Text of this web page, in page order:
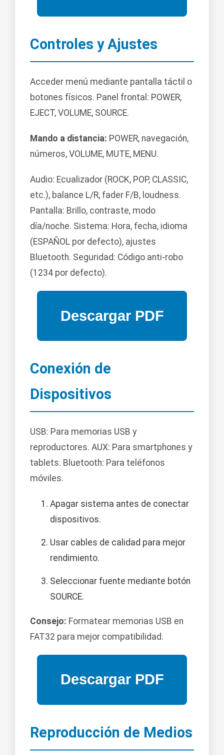
Controles y Ajustes
Acceder menú mediante pantalla táctil o
botones físicos. Panel frontal: POWER,
EJECT, VOLUME, SOURCE.
Mando a distancia: POWER, navegación,
números, VOLUME, MUTE, MENU.
Audio: Ecualizador (ROCK, POP, CLASSIC,
etc.), balance L/R, fader F/B, loudness.
Pantalla: Brillo, contraste, modo
día/noche. Sistema: Hora, fecha, idioma
(ESPAÑOL por defecto), ajustes
Bluetooth. Seguridad: Código anti-robo
(1234 por defecto).
Conexión de
Dispositivos
USB: Para memorias USB y
reproductores. AUX: Para smartphones y
tablets. Bluetooth: Para teléfonos
móviles.
Apagar sistema antes de conectar
dispositivos.
Usar cables de calidad para mejor
rendimiento.
Seleccionar fuente mediante botón
SOURCE.
Consejo: Formatear memorias USB en
FAT32 para mejor compatibilidad.
Reproducción de Medios